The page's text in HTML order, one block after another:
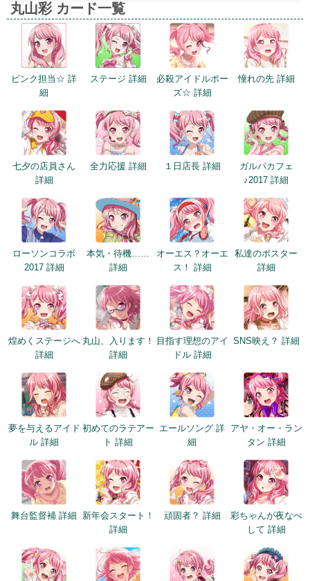
丸山彩 カード一覧
ピンク担当☆ 詳
細
ステージ 詳細
必殺アイドルポー
ズ☆ 詳細
憧れの先 詳細
七夕の店員さん
詳細
全力応援 詳細 １日店長 詳細
ガルパカフェ
♪2017 詳細
ローソンコラボ
2017 詳細
本気・待機……
詳細
オーエス？オーエ
ス！ 詳細
私達のポスター
詳細
煌めくステージへ
詳細
丸山、入ります！
詳細
目指す理想のアイ
ドル 詳細
SNS映え？ 詳細
夢を与えるアイド
ル 詳細
初めてのラテアー
ト 詳細
エールソング 詳
細
アヤ・オー・ラン
タン 詳細
舞台監督補 詳細
新年会スタート！
詳細
頑固者？ 詳細
彩ちゃんが夜なべ
して 詳細